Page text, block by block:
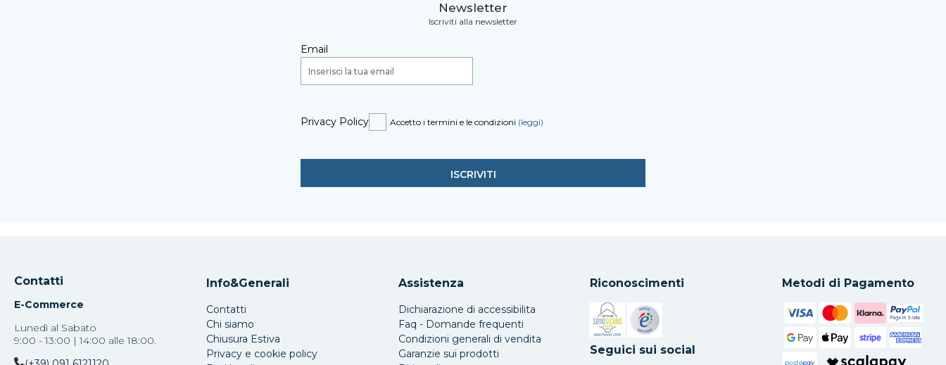
Newsletter
Iscriviti alla newsletter
Email
Privacy Policy Accetto i termini e le condizioni (leggi)
Contatti
E-Commerce
Lunedì al Sabato
9:00 - 13:00 | 14:00 alle 18:00.
Info&Generali
Contatti
Chi siamo
Chiusura Estiva
Privacy e cookie policy
Assistenza
Dichiarazione di accessibilita
Faq - Domande frequenti
Condizioni generali di vendita
Garanzie sui prodotti
Riconoscimenti
Si apre in una nuova scheda
Si apre in una nuova scheda
Seguici sui social
Metodi di Pagamento
postepay